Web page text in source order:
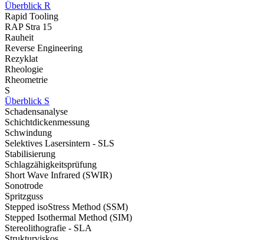
Überblick R
Rapid Tooling
RAP Stra 15
Rauheit
Reverse Engineering
Rezyklat
Rheologie
Rheometrie
S
Überblick S
Schadensanalyse
Schichtdickenmessung
Schwindung
Selektives Lasersintern - SLS
Stabilisierung
Schlagzähigkeitsprüfung
Short Wave Infrared (SWIR)
Sonotrode
Spritzguss
Stepped isoStress Method (SSM)
Stepped Isothermal Method (SIM)
Stereolithografie - SLA